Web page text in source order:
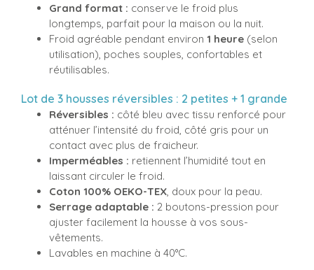
Grand format : conserve le froid plus
longtemps, parfait pour la maison ou la nuit.
Froid agréable pendant environ 1 heure (selon
utilisation), poches souples, confortables et
réutilisables.
Lot de 3 housses réversibles : 2 petites + 1 grande
Réversibles : côté bleu avec tissu renforcé pour
atténuer l’intensité du froid, côté gris pour un
contact avec plus de fraicheur.
Imperméables : retiennent l’humidité tout en
laissant circuler le froid.
Coton 100% OEKO-TEX, doux pour la peau.
Serrage adaptable : 2 boutons-pression pour
ajuster facilement la housse à vos sous-
vêtements.
Lavables en machine à 40°C.